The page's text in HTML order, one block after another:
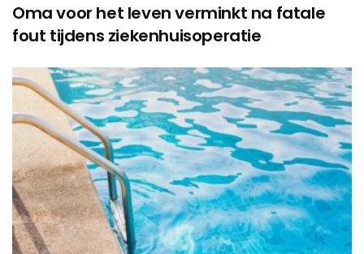
Oma voor het leven verminkt na fatale
fout tijdens ziekenhuisoperatie